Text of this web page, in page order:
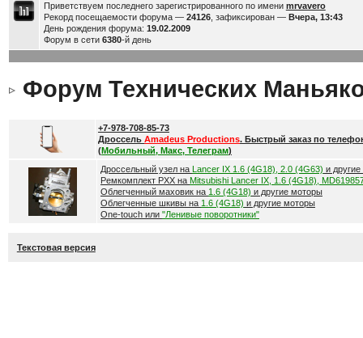
Приветствуем последнего зарегистрированного по имени mrvavero
Рекорд посещаемости форума — 24126, зафиксирован — Вчера, 13:43
День рождения форума: 19.02.2009
Форум в сети 6380-й день
Форум Технических
+7-978-708-85-73
Дроссель Amadeus Productions. Быстрый заказ по
(Мобильный, Макс, Телеграм)
Дроссельный узел на Lancer IX 1.6 (4G18), 2.0 (4G63) и
Ремкомплект РХХ на Mitsubishi Lancer IX, 1.6 (4G18),
Облегченный маховик на 1.6 (4G18) и другие моторы
Облегченные шкивы на 1.6 (4G18) и другие моторы
One-touch или "Ленивые поворотники"
Текстовая версия